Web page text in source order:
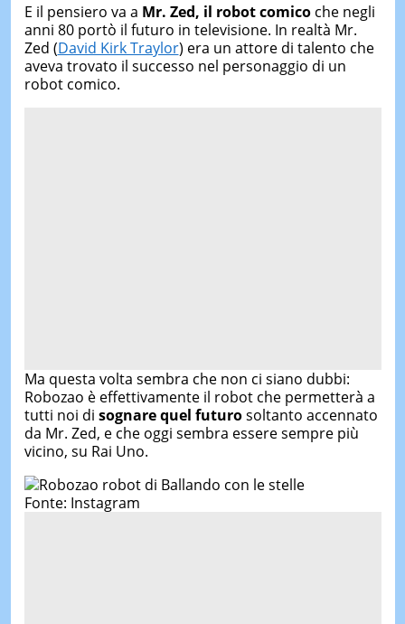
E il pensiero va a Mr. Zed, il robot comicoche negli
anni 80 portò il futuro in televisione. In realtà Mr.
Zed (David Kirk Traylor) era un attore di talento che
aveva trovato il successo nel personaggio di un
robot comico.
Ma questa volta sembra che non ci siano dubbi:
Robozao è effettivamente il robot che permetterà a
tutti noi di sognare quel futurosoltanto accennato
da Mr. Zed, e che oggi sembra essere sempre più
vicino, su Rai Uno.
Fonte: Instagram